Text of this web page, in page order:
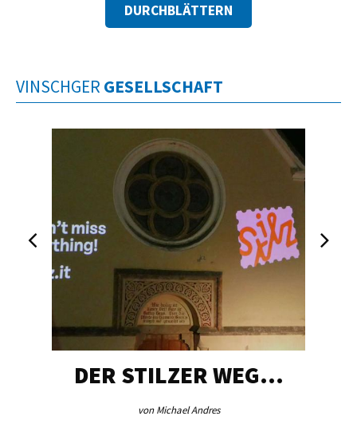
DURCHBLÄTTERN
VINSCHGER GESELLSCHAFT
DER STILZER WEG…
von Michael Andres